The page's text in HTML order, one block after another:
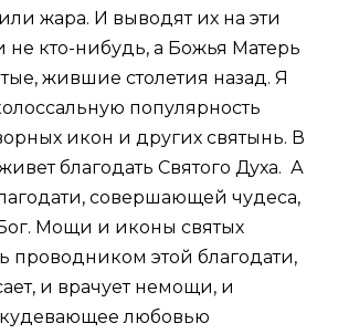
жара. И выводят их на эти
кто-нибудь, а Божья Матерь
жившие столетия назад. Я
популярность
икон и других святынь. В
благодать Святого Духа. А
совершающей чудеса,
Мощи и иконы святых
проводником этой благодати,
и врачует немощи, и
любовью